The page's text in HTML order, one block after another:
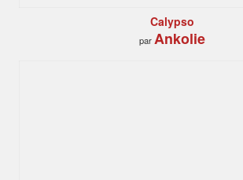
Calypso
parAnkolie